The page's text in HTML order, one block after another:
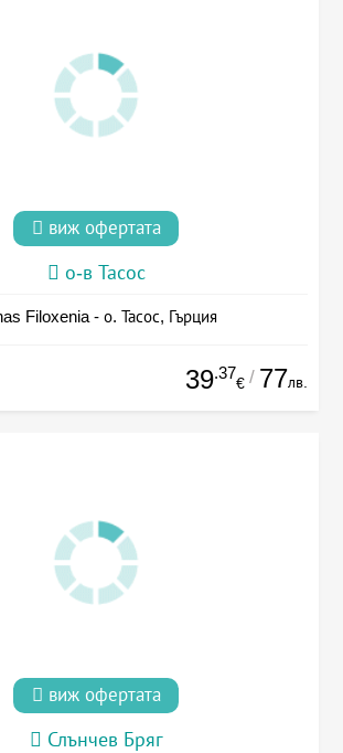
виж офертата
о-в Тасос
Filoxenia - о. Тасос, Гърция
39.37
€ / 77лв.
виж офертата
Слънчев Бряг